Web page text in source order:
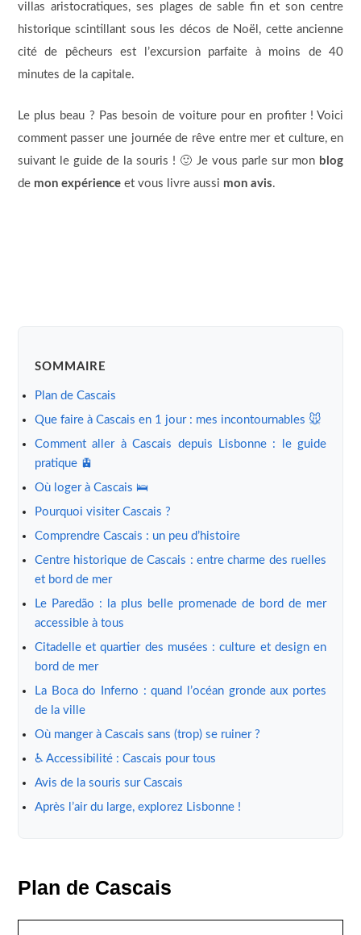
villas aristocratiques, ses plages de sable fin et son centre
historique scintillant sous les décos de Noël, cette ancienne
cité de pêcheurs est l’excursion parfaite à moins de 40
minutes de la capitale.
Le plus beau ? Pas besoin de voiture pour en profiter ! Voici
comment passer une journée de rêve entre mer et culture, en
suivant le guide de la souris ! 🙂 Je vous parle sur mon blog
de mon expérienceet vous livre aussi mon avis.
SOMMAIRE
Plan de Cascais
Que faire à Cascais en 1 jour : mes incontournables 🐭
Comment aller à Cascais depuis Lisbonne : le guide
pratique 🚊
Où loger à Cascais 🛌
Pourquoi visiter Cascais ?
Comprendre Cascais : un peu d’histoire
Centre historique de Cascais : entre charme des ruelles
et bord de mer
Le Paredão : la plus belle promenade de bord de mer
accessible à tous
Citadelle et quartier des musées : culture et design en
bord de mer
La Boca do Inferno : quand l’océan gronde aux portes
de la ville
Où manger à Cascais sans (trop) se ruiner ?
♿ Accessibilité : Cascais pour tous
Avis de la souris sur Cascais
Après l’air du large, explorez Lisbonne !
Plan de Cascais